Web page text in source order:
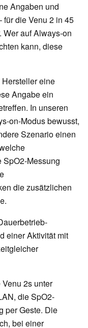
Angaben und
für die Venu 2 in 45
Wer auf Always-on
kann, diese
eine
Angabe ein
In unseren
on-Modus bewusst,
Szenario einen
SpO2-Messung
die zusätzlichen
einer Aktivität mit
2s unter
die SpO2-
per Geste. Die
bei einer